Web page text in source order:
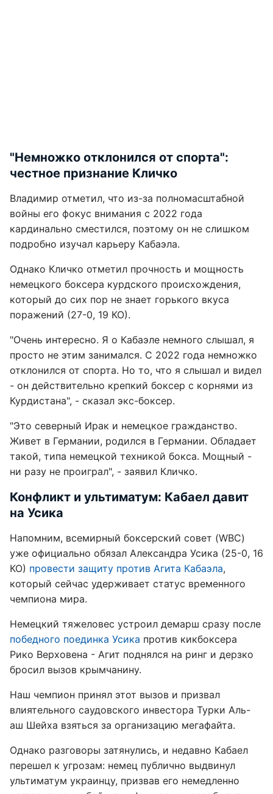
"Немножко отклонился от спорта":
честное признание Кличко
Владимир отметил, что из-за полномасштабной
войны его фокус внимания с 2022 года
кардинально сместился, поэтому он не слишком
подробно изучал карьеру Кабаэла.
Однако Кличко отметил прочность и мощность
немецкого боксера курдского происхождения,
который до сих пор не знает горького вкуса
поражений (27-0, 19 КО).
"Очень интересно. Я о Кабаэле немного слышал, я
просто не этим занимался. С 2022 года немножко
отклонился от спорта. Но то, что я слышал и видел
- он действительно крепкий боксер с корнями из
Курдистана", - сказал экс-боксер.
"Это северный Ирак и немецкое гражданство.
Живет в Германии, родился в Германии. Обладает
такой, типа немецкой техникой бокса. Мощный -
ни разу не проиграл", - заявил Кличко.
Конфликт и ультиматум: Кабаел давит
на Усика
Напомним, всемирный боксерский совет (WBC)
уже официально обязал Александра Усика (25-0, 16
КО) провести защиту против Агита Кабаэла,
который сейчас удерживает статус временного
чемпиона мира.
Немецкий тяжеловес устроил демарш сразу после
победного поединка Усика против кикбоксера
Рико Верховена - Агит поднялся на ринг и дерзко
бросил вызов крымчанину.
Наш чемпион принял этот вызов и призвал
влиятельного саудовского инвестора Турки Аль-
аш Шейха взяться за организацию мегафайта.
Однако разговоры затянулись, и недавно Кабаел
перешел к угрозам: немец публично выдвинул
ультиматум украинцу, призвав его немедленно